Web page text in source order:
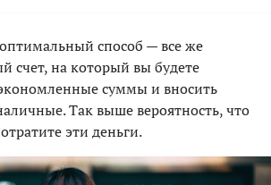
способ — все же
счет, на который вы будете
суммы и вносить
Так выше вероятность, что
эти деньги.